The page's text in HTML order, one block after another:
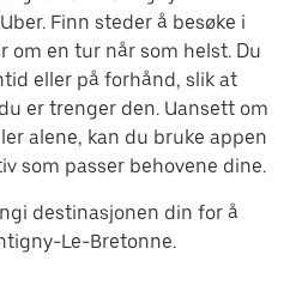
Finn steder å besøke i
om en tur når som helst. Du
eller på forhånd, slik at
er trenger den. Uansett om
alene, kan du bruke appen
som passer behovene dine.
destinasjonen din for å
Le-Bretonne.